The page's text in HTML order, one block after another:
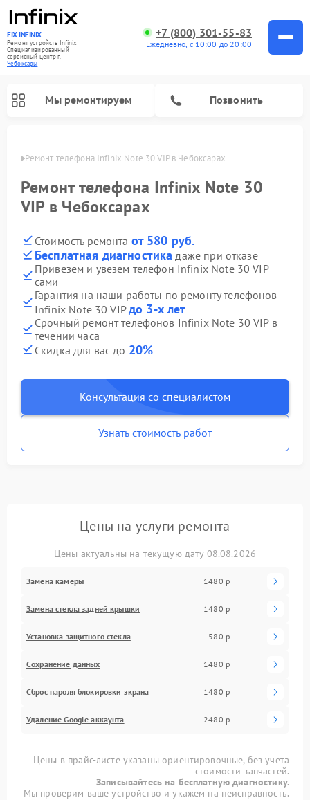
FIX-INFINIX
Ремонт устройств Infinix
Специализированный
cервисный центр г.
Чебоксары
+7 (800) 301-55-83
Ежедневно, с 10:00 до 20:00
Мы ремонтируем Позвонить
Ремонт телефона Infinix Note 30 VIP в Чебоксарах
Ремонт телефона Infinix Note 30
VIP в Чебоксарах
Стоимость ремонта от 580 руб.
Бесплатная диагностика даже при отказе
Привезем и увезем телефон Infinix Note 30 VIP
сами
Гарантия на наши работы по ремонту телефонов
Infinix Note 30 VIPдо 3-х лет
Срочный ремонт телефонов Infinix Note 30 VIP в
течении часа
Скидка для вас до 20%
Консультация со специалистом
Узнать стоимость работ
Цены на услуги ремонта
Цены актуальны на текущую дату 08.08.2026
Замена камеры 1480 р
Замена стекла задней крышки 1480 р
Установка защитного стекла 580 р
Сохранение данных 1480 р
Сброс пароля блокировки экрана 1480 р
Удаление Google аккаунта 2480 р
Цены в прайс-листе указаны ориентировочные, без учета
стоимости запчастей.
Записывайтесь на бесплатную диагностику.
Мы проверим ваше устройство и укажем на неисправность.